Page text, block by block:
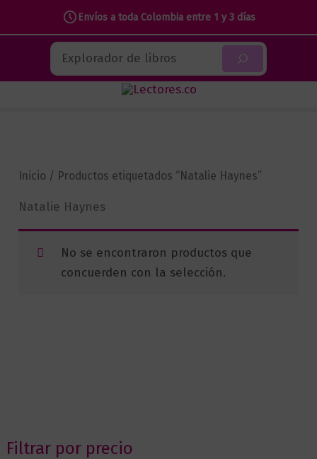
Envíos a toda Colombia entre 1 y 3 días
contenido
Buscar
Filtrar por precio
Inicio / Productos etiquetados “Natalie Haynes”
Natalie Haynes
No se encontraron productos que
concuerden con la selección.